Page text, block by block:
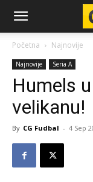
CG-
Fudbal
Početna Najnovije
Najnovije Seria A
Humels
velikanu!
By CG Fudbal - 4 Sep